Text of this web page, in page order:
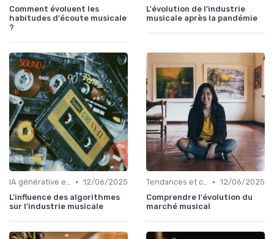
Comment évoluent les
habitudes d'écoute musicale
?
L'évolution de l'industrie
musicale après la pandémie
IA générative et musique • 12/06/2025
L'influence des algorithmes
sur l'industrie musicale
Tendances et chiffres du marché • 12/06/2025
Comprendre l'évolution du
marché musical